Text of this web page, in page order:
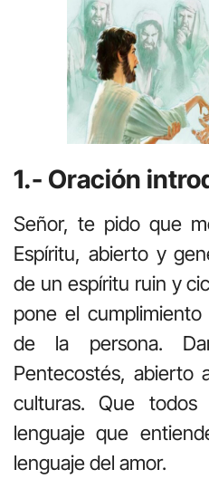
1.- Oración
Señor, te pido que
Espíritu, abierto y
de un espíritu ruin y
pone el
de la persona.
Pentecostés, abierto
culturas. Que todos
lenguaje que
lenguaje del amor.